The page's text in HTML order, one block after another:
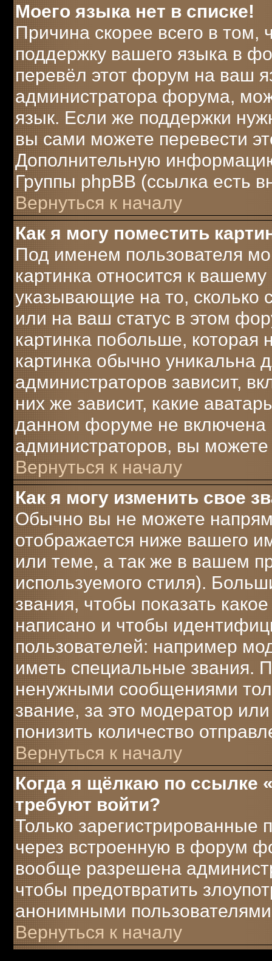
Моего языка нет в списке!
Причина скорее всего в том,
поддержку вашего языка в
перевёл этот форум на ваш
администратора форума,
язык. Если же поддержки
вы сами можете перевести
Дополнительную
Группы phpBB (ссылка есть
Вернуться к началу
Как я могу поместить
Под именем пользователя
картинка относится к
указывающие на то,
или на ваш статус в этом
картинка побольше, которая
картинка обычно уникальна
администраторов зависит,
них же зависит, какие
данном форуме не включена
администраторов, вы
Вернуться к началу
Как я могу изменить свое
Обычно вы не можете
отображается ниже вашего
или теме, а так же в вашем
используемого стиля).
звания, чтобы показать
написано и чтобы
пользователей: например
иметь специальные звания.
ненужными сообщениями
звание, за это модератор
понизить количество
Вернуться к началу
Когда я щёлкаю по ссылке
требуют войти?
Только зарегистрированные
через встроенную в форум
вообще разрешена
чтобы предотвратить
анонимными
Вернуться к началу